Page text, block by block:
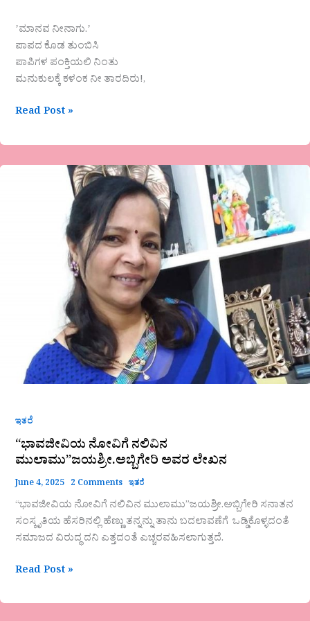
ʼಮಾನವ ನೀನಾಗು.ʼ
ಪಾಪದ ಕೊಡ ತುಂಬಿಸಿ
ಪಾಪಿಗಳ ಪಂಕ್ತಿಯಲಿ ನಿಂತು
ಮನುಕುಲಕ್ಕೆ ಕಳಂಕ ನೀ ತಾರದಿರು!,
Read Post »
ಇತರೆ
“ಭಾವಜೀವಿಯ ನೋವಿಗೆ ನಲಿವಿನ
ಮುಲಾಮು”ಜಯಶ್ರೀ.ಅಬ್ಬಿಗೇರಿ ಅವರ ಲೇಖನ
June 4, 2025 2 Comments ಇತರೆ
“ಭಾವಜೀವಿಯ ನೋವಿಗೆ ನಲಿವಿನ ಮುಲಾಮು”ಜಯಶ್ರೀ.ಅಬ್ಬಿಗೇರಿ ಸನಾತನ
ಸಂಸ್ಕೃತಿಯ ಹೆಸರಿನಲ್ಲಿ ಹೆಣ್ಣು ತನ್ನನ್ನು ತಾನು ಬದಲಾವಣೆಗೆ ಒಡ್ಡಿಕೊಳ್ಳದಂತೆ
ಸಮಾಜದ ವಿರುದ್ಧ ದನಿ ಎತ್ತದಂತೆ ಎಚ್ಚರವಹಿಸಲಾಗುತ್ತದೆ.
“ಭಾವಜೀವಿಯ
ಮುಲಾಮು”ಜಯಶ್ರೀ.ಅಬ್ಬಿಗೇರಿ
Read Post »